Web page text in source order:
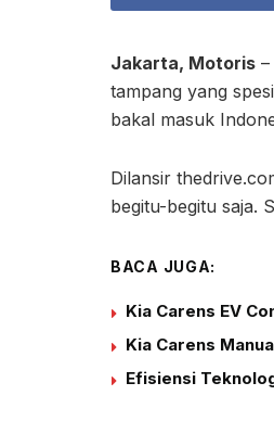
Jakarta, Motoris
tampang yang
bakal masuk
Dilansir
begitu-begitu saja.
BACA JUGA:
Kia Carens EV
Kia Carens
Efisiensi